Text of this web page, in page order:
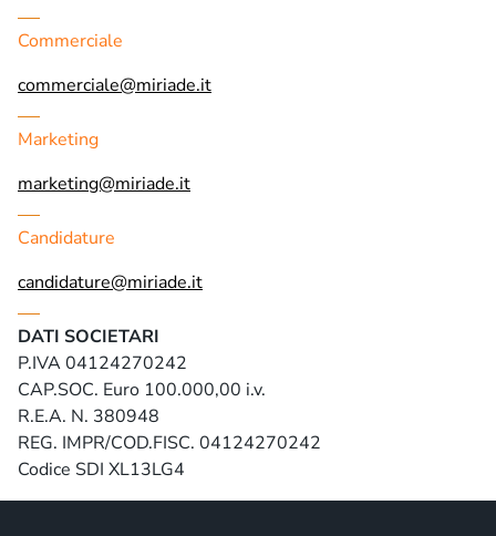
Commerciale
commerciale@miriade.it
Marketing
marketing@miriade.it
Candidature
candidature@miriade.it
DATI SOCIETARI
P.IVA 04124270242
CAP.SOC. Euro 100.000,00 i.v.
R.E.A. N. 380948
REG. IMPR/COD.FISC. 04124270242
Codice SDI XL13LG4